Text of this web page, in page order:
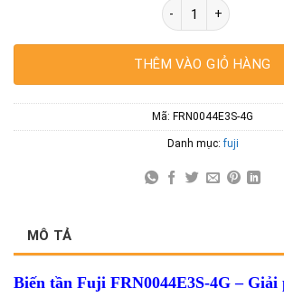
Biến tần Fuji Ace
THÊM VÀO GIỎ HÀNG
Mã: FRN0044E3S-4G
Danh mục:fuji
MÔ TẢ
Biến tần Fuji FRN0044E3S-4G – Giải